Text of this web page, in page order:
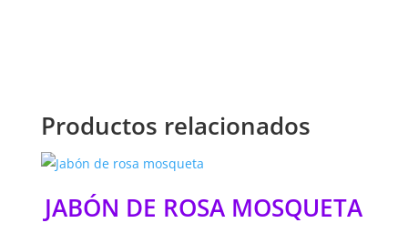
Productos relacionados
JABÓN DE ROSA MOSQUETA